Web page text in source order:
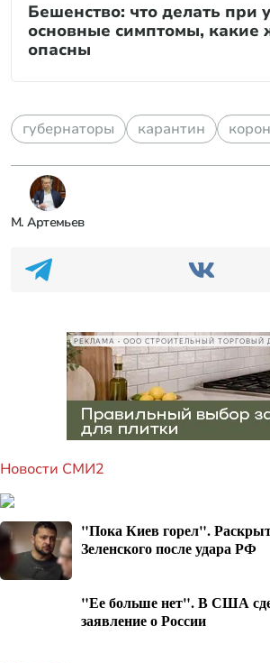
Бешенство: что делать при
основные симптомы, какие
опасны
губернаторы карантин
М. Артемьев
Новости СМИ2
"Пока Киев горел".
Зеленского после удара РФ
"Ее больше нет". В США
заявление о России